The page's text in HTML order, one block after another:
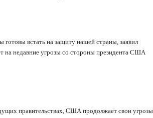
встать на защиту нашей страны, заявил
на недавние угрозы со стороны президента США
правительствах, США продолжает свои угрозы